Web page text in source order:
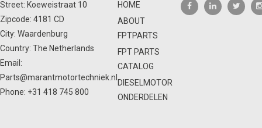
Street: Koeweistraat 10
Zipcode: 4181 CD
City: Waardenburg
Country: The Netherlands
Email:
Parts@marantmotortechniek.nl
Phone: +31 418 745 800
HOME
ABOUT
FPTPARTS
FPT PARTS
CATALOG
DIESELMOTOR
ONDERDELEN